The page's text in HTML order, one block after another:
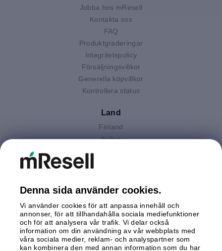
Jobba hos mResell
Kontakta oss
FAQ
Produktgraderingar
Integritetspolicy
Försäljningsvillkor
Generella köpvillkor
Kontrollera status
Land
Finland
Italien
Storbritannien
Tyskland
Österrike
Betalningar
Denna sida använder cookies.
Vi använder cookies för att anpassa innehåll och
annonser, för att tillhandahålla sociala mediefunktioner
och för att analysera vår trafik. Vi delar också
information om din användning av vår webbplats med
våra sociala medier, reklam- och analyspartner som
kan kombinera den med annan information som du har